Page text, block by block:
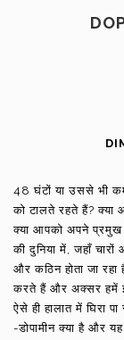
48 घंटों या उससे भी
को टालते रहते हैं? क्या
क्या आपको अपने प्रमुख
की दुनिया में, जहाँ
और कठिन होता जा
करते हैं और अक्सर हमें
ऐसे ही हालात में घिरा
-डोपामीन क्या है